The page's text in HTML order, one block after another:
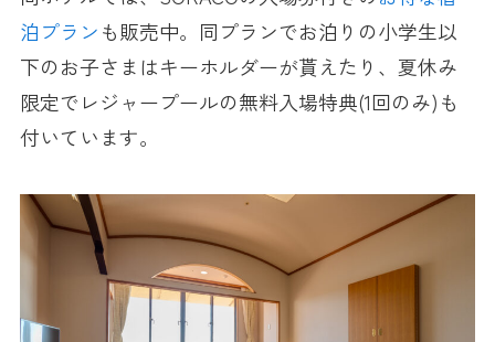
泊プランも販売中。同プランでお泊りの小学生以
下のお子さまはキーホルダーが貰えたり、夏休み
限定でレジャープールの無料入場特典(1回のみ)も
付いています。